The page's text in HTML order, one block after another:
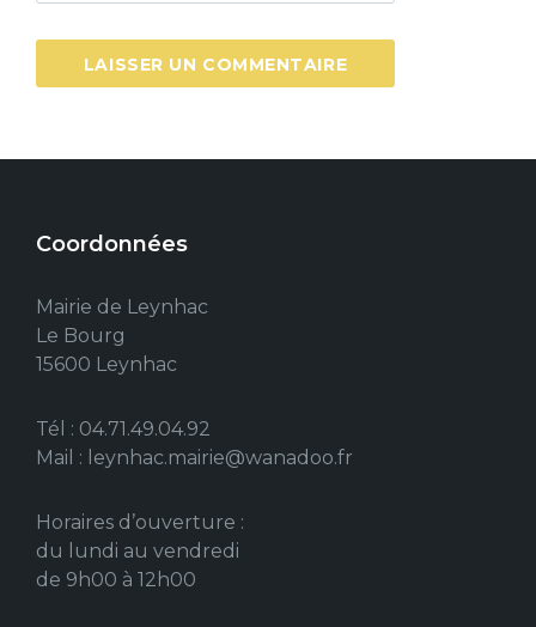
Coordonnées
Mairie de Leynhac
Le Bourg
15600 Leynhac
Tél : 04.71.49.04.92
Mail : leynhac.mairie@wanadoo.fr
Horaires d’ouverture :
du lundi au vendredi
de 9h00 à 12h00